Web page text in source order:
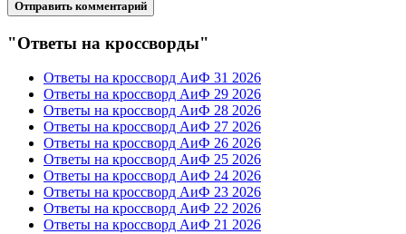
"Ответы на кроссворды"
Ответы на кроссворд АиФ 31 2026
Ответы на кроссворд АиФ 29 2026
Ответы на кроссворд АиФ 28 2026
Ответы на кроссворд АиФ 27 2026
Ответы на кроссворд АиФ 26 2026
Ответы на кроссворд АиФ 25 2026
Ответы на кроссворд АиФ 24 2026
Ответы на кроссворд АиФ 23 2026
Ответы на кроссворд АиФ 22 2026
Ответы на кроссворд АиФ 21 2026